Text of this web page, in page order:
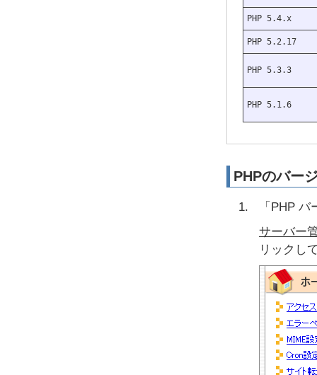
PHP 5.4.x
PHP 5.2.17
PHP 5.3.3
PHP 5.1.6
PHPのバー
「PHP
サーバー
リックし